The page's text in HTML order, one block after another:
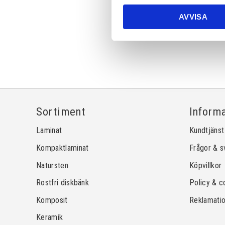
AVVISA
Sortiment
Laminat
Kompaktlaminat
Natursten
Rostfri diskbänk
Komposit
Keramik
Kundtjänst
Frågor &
Köpvillkor
Policy &